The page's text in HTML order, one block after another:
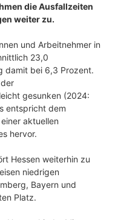
die Ausfallzeiten
weiter zu.
und Arbeitnehmer in
23,0
damit bei 6,3 Prozent.
gesunken (2024:
entspricht dem
aktuellen
hervor.
Hessen weiterhin zu
niedrigen
Bayern und
Platz.